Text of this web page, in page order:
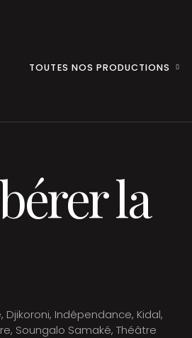
TOUTES NOS PRODUCTIONS
la
, Djikoroni, Indépendance, Kidal,
, Soungalo Samaké, Théâtre